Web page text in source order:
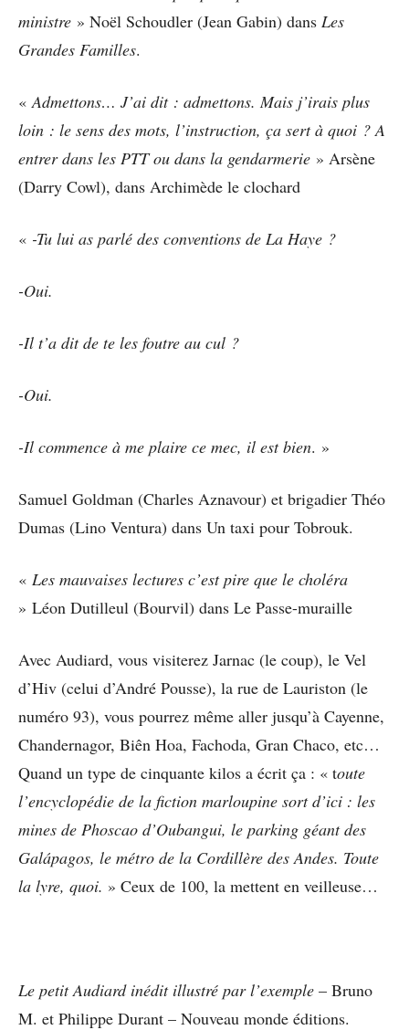
ministre » Noël Schoudler (Jean Gabin) dans Les
Grandes Familles.
« Admettons… J’ai dit : admettons. Mais j’irais plus
loin : le sens des mots, l’instruction, ça sert à quoi ? A
entrer dans les PTT ou dans la gendarmerie » Arsène
(Darry Cowl), dans Archimède le clochard
« -Tu lui as parlé des conventions de La Haye ?
-Oui.
-Il t’a dit de te les foutre au cul ?
-Oui.
-Il commence à me plaire ce mec, il est bien. »
Samuel Goldman (Charles Aznavour) et brigadier Théo
Dumas (Lino Ventura) dans Un taxi pour Tobrouk.
« Les mauvaises lectures c’est pire que le choléra
» Léon Dutilleul (Bourvil) dans Le Passe-muraille
Avec Audiard, vous visiterez Jarnac (le coup), le Vel
d’Hiv (celui d’André Pousse), la rue de Lauriston (le
numéro 93), vous pourrez même aller jusqu’à Cayenne,
Chandernagor, Biên Hoa, Fachoda, Gran Chaco, etc…
Quand un type de cinquante kilos a écrit ça : « toute
l’encyclopédie de la fiction marloupine sort d’ici : les
mines de Phoscao d’Oubangui, le parking géant des
Galápagos, le métro de la Cordillère des Andes. Toute
la lyre, quoi. » Ceux de 100, la mettent en veilleuse…
Le petit Audiard inédit illustré par l’exemple – Bruno
M. et Philippe Durant – Nouveau monde éditions.